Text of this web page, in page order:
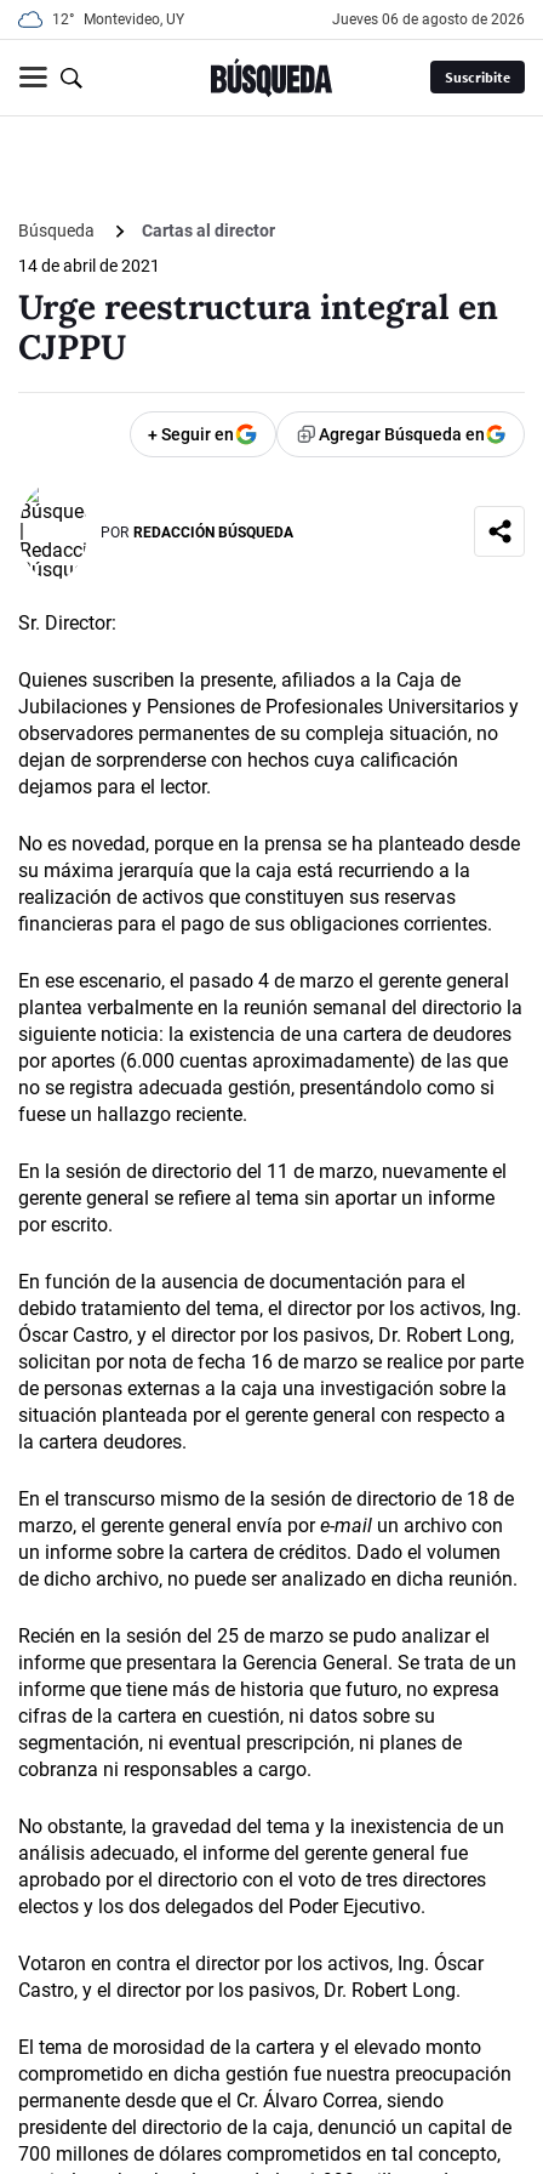
12° Montevideo, UY jueves 06 de agosto de 2026
Suscribite
Búsqueda
Cartas al director
14 de abril de 2021
Urge reestructura integral en
CJPPU
+ Seguir en Agregar Búsqueda en
POR REDACCIÓN BÚSQUEDA
Sr. Director:
Quienes suscriben la presente, afiliados a la Caja de
Jubilaciones y Pensiones de Profesionales Universitarios y
observadores permanentes de su compleja situación, no
dejan de sorprenderse con hechos cuya calificación
dejamos para el lector.
No es novedad, porque en la prensa se ha planteado desde
su máxima jerarquía que la caja está recurriendo a la
realización de activos que constituyen sus reservas
financieras para el pago de sus obligaciones corrientes.
En ese escenario, el pasado 4 de marzo el gerente general
plantea verbalmente en la reunión semanal del directorio la
siguiente noticia: la existencia de una cartera de deudores
por aportes (6.000 cuentas aproximadamente) de las que
no se registra adecuada gestión, presentándolo como si
fuese un hallazgo reciente.
En la sesión de directorio del 11 de marzo, nuevamente el
gerente general se refiere al tema sin aportar un informe
por escrito.
En función de la ausencia de documentación para el
debido tratamiento del tema, el director por los activos, Ing.
Óscar Castro, y el director por los pasivos, Dr. Robert Long,
solicitan por nota de fecha 16 de marzo se realice por parte
de personas externas a la caja una investigación sobre la
situación planteada por el gerente general con respecto a
la cartera deudores.
En el transcurso mismo de la sesión de directorio de 18 de
marzo, el gerente general envía pore-mail un archivo con
un informe sobre la cartera de créditos. Dado el volumen
de dicho archivo, no puede ser analizado en dicha reunión.
Recién en la sesión del 25 de marzo se pudo analizar el
informe que presentara la Gerencia General. Se trata de un
informe que tiene más de historia que futuro, no expresa
cifras de la cartera en cuestión, ni datos sobre su
segmentación, ni eventual prescripción, ni planes de
cobranza ni responsables a cargo.
No obstante, la gravedad del tema y la inexistencia de un
análisis adecuado, el informe del gerente general fue
aprobado por el directorio con el voto de tres directores
electos y los dos delegados del Poder Ejecutivo.
Votaron en contra el director por los activos, Ing. Óscar
Castro, y el director por los pasivos, Dr. Robert Long.
El tema de morosidad de la cartera y el elevado monto
comprometido en dicha gestión fue nuestra preocupación
permanente desde que el Cr. Álvaro Correa, siendo
presidente del directorio de la caja, denunció un capital de
700 millones de dólares comprometidos en tal concepto,